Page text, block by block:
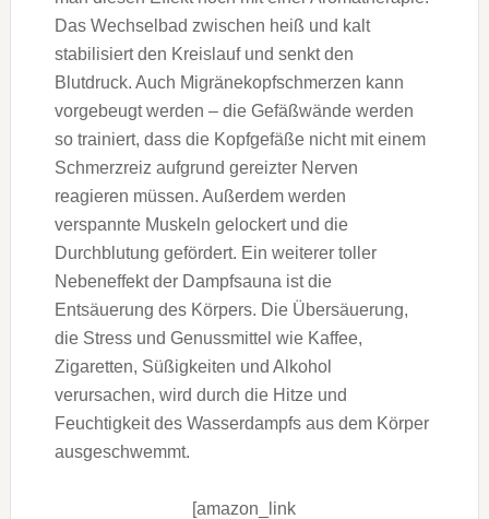
Das Wechselbad zwischen heiß und kalt
stabilisiert den Kreislauf und senkt den
Blutdruck. Auch Migränekopfschmerzen kann
vorgebeugt werden ­– die Gefäßwände werden
so trainiert, dass die Kopfgefäße nicht mit einem
Schmerzreiz aufgrund gereizter Nerven
reagieren müssen. Außerdem werden
verspannte Muskeln gelockert und die
Durchblutung gefördert. Ein weiterer toller
Nebeneffekt der Dampfsauna ist die
Entsäuerung des Körpers. Die Übersäuerung,
die Stress und Genussmittel wie Kaffee,
Zigaretten, Süßigkeiten und Alkohol
verursachen, wird durch die Hitze und
Feuchtigkeit des Wasserdampfs aus dem Körper
ausgeschwemmt.
[amazon_link